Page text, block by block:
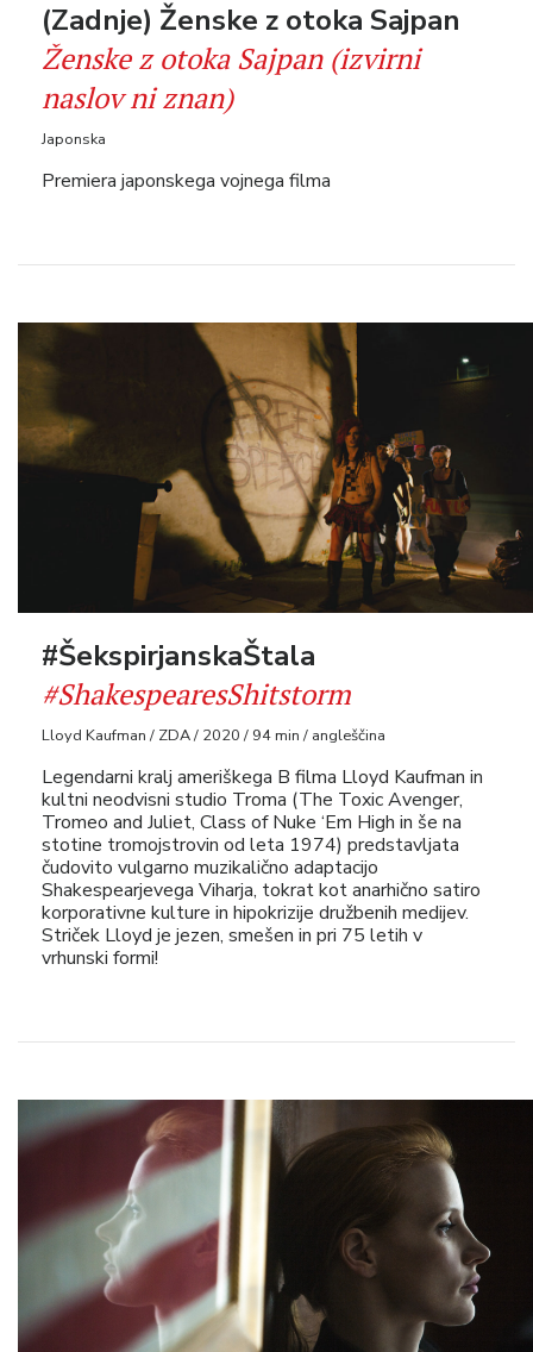
(Zadnje) Ženske z otoka Sajpan
Ženske z otoka Sajpan (izvirni
naslov ni znan)
Japonska
Premiera japonskega vojnega filma
#ŠekspirjanskaŠtala
#ShakespearesShitstorm
Lloyd Kaufman / ZDA / 2020 / 94 min / angleščina
Legendarni kralj ameriškega B filma Lloyd Kaufman in
kultni neodvisni studio Troma (The Toxic Avenger,
Tromeo and Juliet, Class of Nuke ‘Em High in še na
stotine tromojstrovin od leta 1974) predstavljata
čudovito vulgarno muzikalično adaptacijo
Shakespearjevega Viharja, tokrat kot anarhično satiro
korporativne kulture in hipokrizije družbenih medijev.
Striček Lloyd je jezen, smešen in pri 75 letih v
vrhunski formi!